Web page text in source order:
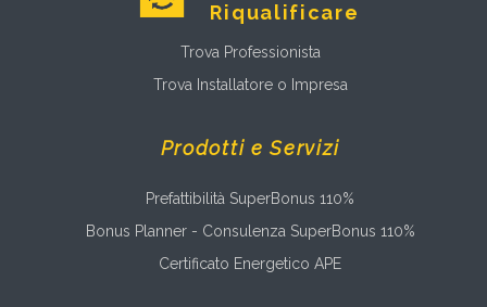
Riqualificare
Trova Professionista
Trova Installatore o Impresa
Prodotti e Servizi
Prefattibilità SuperBonus 110%
Bonus Planner - Consulenza SuperBonus 110%
Certificato Energetico APE